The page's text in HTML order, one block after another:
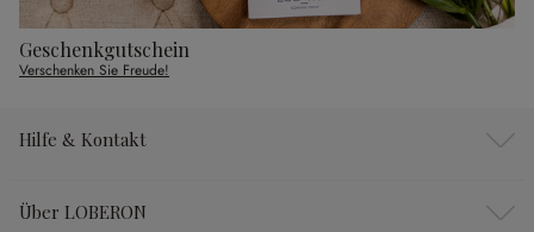
Geschenkgutschein
Verschenken Sie Freude!
Hilfe & Kontakt
Über LOBERON